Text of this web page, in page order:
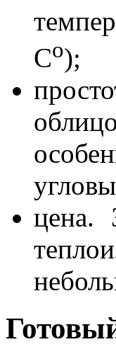
Со);
цена.